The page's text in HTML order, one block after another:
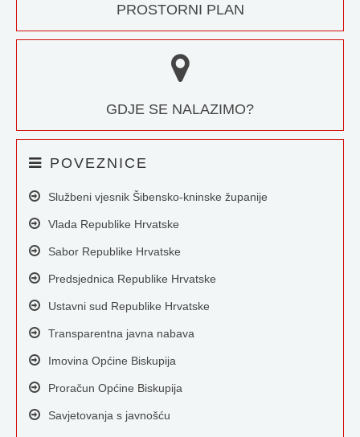
PROSTORNI PLAN
GDJE SE NALAZIMO?
POVEZNICE
Službeni vjesnik Šibensko-kninske županije
Vlada Republike Hrvatske
Sabor Republike Hrvatske
Predsjednica Republike Hrvatske
Ustavni sud Republike Hrvatske
Transparentna javna nabava
Imovina Općine Biskupija
Proračun Općine Biskupija
Savjetovanja s javnošću